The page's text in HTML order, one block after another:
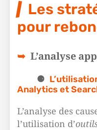
Les
pour
L’analyse
Analytics et
L’analyse des
l’utilisation d’